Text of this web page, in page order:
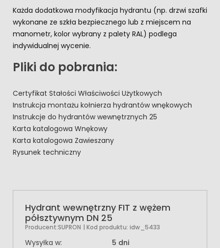
Każda dodatkowa modyfikacja hydrantu (np. drzwi szafki
wykonane ze szkła bezpiecznego lub z miejscem na
manometr, kolor wybrany z palety RAL) podlega
indywidualnej wycenie.
Pliki do pobrania:
Certyfikat Stałości Właściwości Użytkowych
Instrukcja montażu kołnierza hydrantów wnękowych
Instrukcje do hydrantów wewnętrznych 25
Karta katalogowa Wnękowy
Karta katalogowa Zawieszany
Rysunek techniczny
Hydrant wewnętrzny FIT z wężem
półsztywnym DN 25
Producent:SUPRON | Kod produktu: idw_5433
Wysyłka w:
5 dni